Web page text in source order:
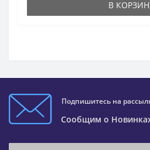
В
Подпишитесь на
Сообщим о